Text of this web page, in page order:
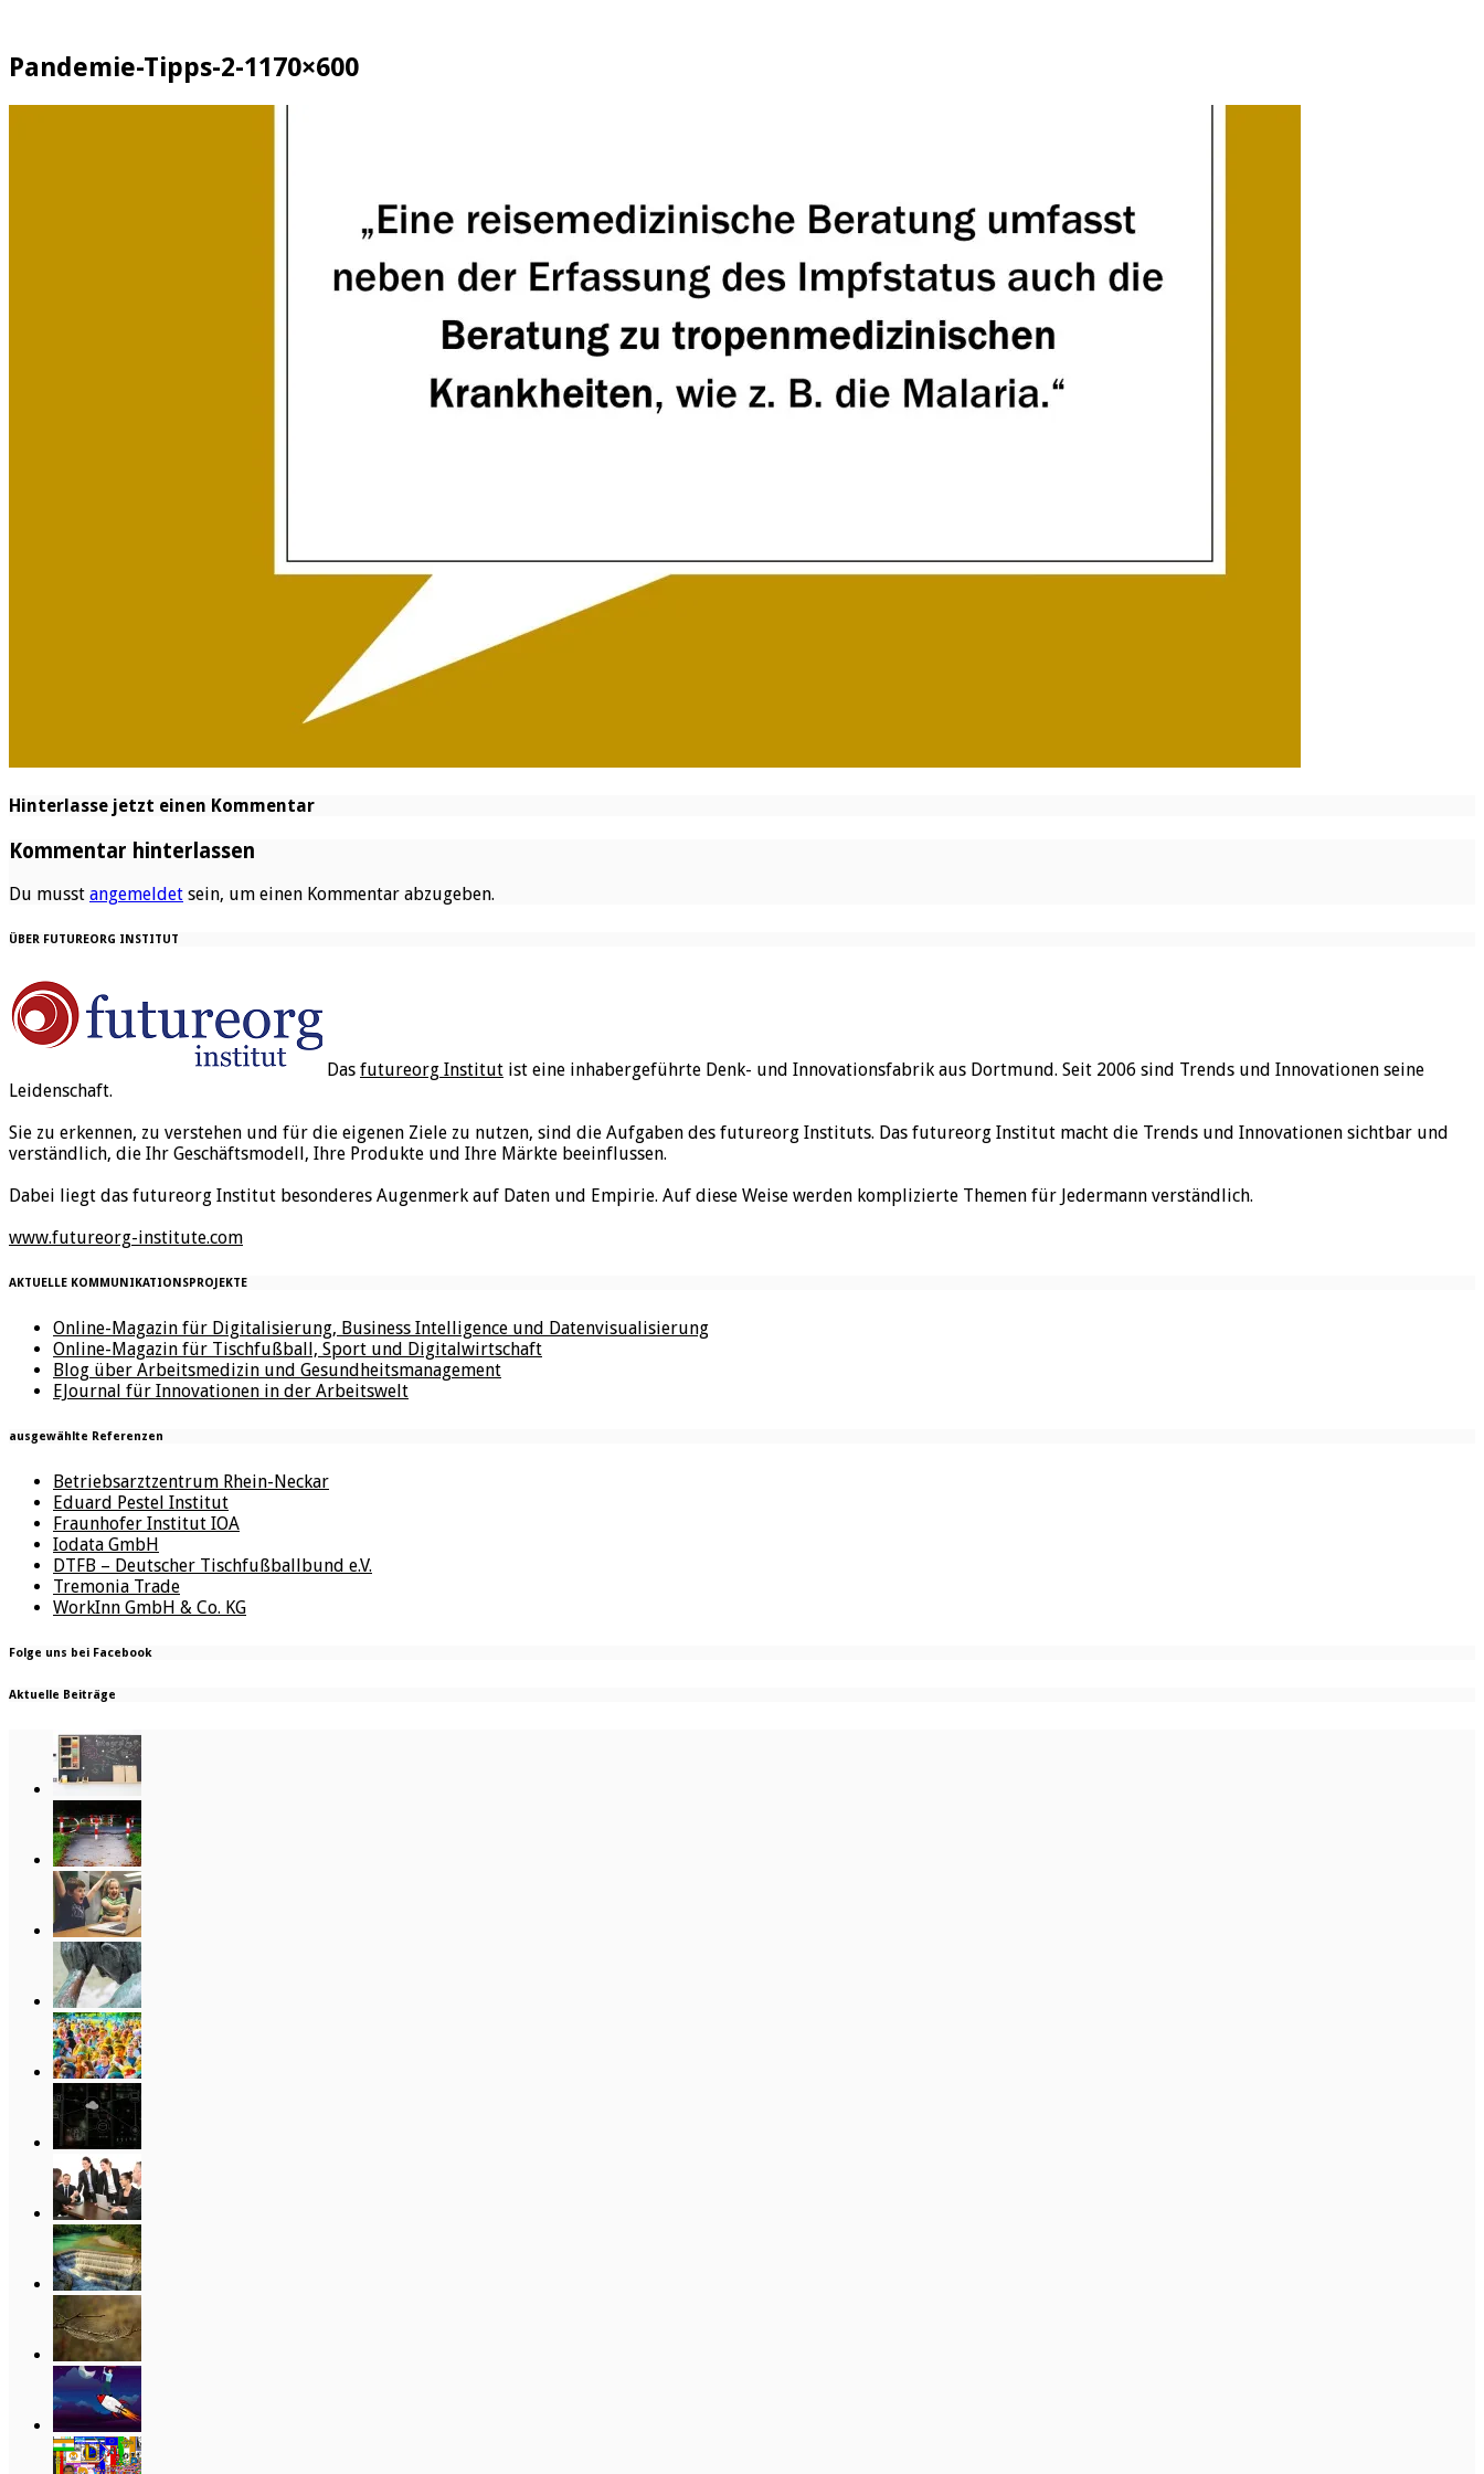
Pandemie-Tipps-2-1170×600
Hinterlasse jetzt einen Kommentar
Kommentar hinterlassen
Du musst angemeldet sein, um einen Kommentar abzugeben.
ÜBER FUTUREORG INSTITUT
Das futureorg Institut ist eine inhabergeführte Denk- und Innovationsfabrik aus Dortmund. Seit 2006 sind Trends und Innovationen seine
Leidenschaft.
Sie zu erkennen, zu verstehen und für die eigenen Ziele zu nutzen, sind die Aufgaben des futureorg Instituts. Das futureorg Institut macht die Trends und Innovationen sichtbar und
verständlich, die Ihr Geschäftsmodell, Ihre Produkte und Ihre Märkte beeinflussen.
Dabei liegt das futureorg Institut besonderes Augenmerk auf Daten und Empirie. Auf diese Weise werden komplizierte Themen für Jedermann verständlich.
www.futureorg-institute.com
AKTUELLE KOMMUNIKATIONSPROJEKTE
Online-Magazin für Digitalisierung, Business Intelligence und Datenvisualisierung
Online-Magazin für Tischfußball, Sport und Digitalwirtschaft
Blog über Arbeitsmedizin und Gesundheitsmanagement
EJournal für Innovationen in der Arbeitswelt
ausgewählte Referenzen
Betriebsarztzentrum Rhein-Neckar
Eduard Pestel Institut
Fraunhofer Institut IOA
Iodata GmbH
DTFB – Deutscher Tischfußballbund e.V.
Tremonia Trade
WorkInn GmbH & Co. KG
Folge uns bei Facebook
Aktuelle Beiträge